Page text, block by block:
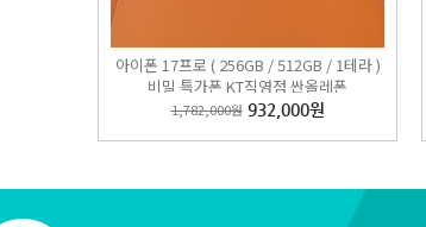
아이폰 17 ( 256GB /
아이폰 17프로 ( 256GB / 512GB / 1테라 )
비밀 특가폰 KT직영점 싼올레폰
1,782,000원 932,000원